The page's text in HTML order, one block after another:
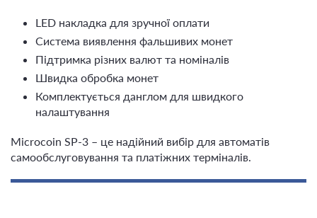
LED накладка для зручної оплати
Система виявлення фальшивих монет
Підтримка різних валют та номіналів
Швидка обробка монет
Комплектується данглом для швидкого
налаштування
Microcoin SP-3 – це надійний вибір для автоматів
самообслуговування та платіжних терміналів.